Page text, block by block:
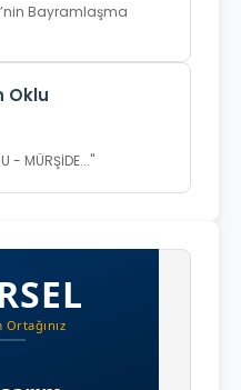
Bayramlaşma
Oklu
- MÜRŞİDE..."